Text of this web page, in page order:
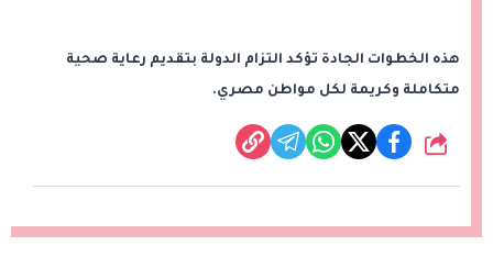
هذه الخطوات الجادة تؤكد التزام الدولة بتقديم رعاية صحية
متكاملة وكريمة لكل مواطن مصري.
شارك